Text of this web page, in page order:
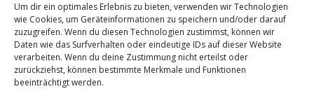
Um dir ein optimales Erlebnis zu bieten, verwenden wir Technologien
wie Cookies, um Geräteinformationen zu speichern und/oder darauf
zuzugreifen. Wenn du diesen Technologien zustimmst, können wir
Daten wie das Surfverhalten oder eindeutige IDs auf dieser Website
verarbeiten. Wenn du deine Zustimmung nicht erteilst oder
zurückziehst, können bestimmte Merkmale und Funktionen
beeinträchtigt werden.